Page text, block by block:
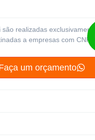
são realizadas
a empresas com
um orçamento